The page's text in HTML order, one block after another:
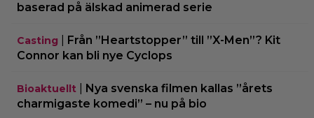
baserad på älskad animerad serie
Casting
Från ”Heartstopper” till ”X-Men”? Kit
Connor kan bli nye Cyclops
Bioaktuellt
Nya svenska filmen kallas ”årets
charmigaste komedi” – nu på bio